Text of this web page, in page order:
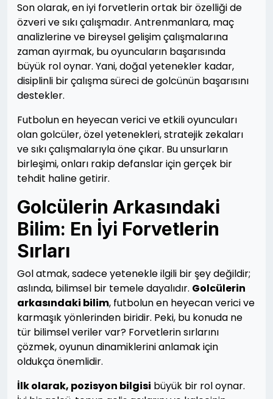
Son olarak, en iyi forvetlerin ortak bir özelliği de
özveri ve sıkı çalışmadır. Antrenmanlara, maç
analizlerine ve bireysel gelişim çalışmalarına
zaman ayırmak, bu oyuncuların başarısında
büyük rol oynar. Yani, doğal yetenekler kadar,
disiplinli bir çalışma süreci de golcünün başarısını
destekler.
Futbolun en heyecan verici ve etkili oyuncuları
olan golcüler, özel yetenekleri, stratejik zekaları
ve sıkı çalışmalarıyla öne çıkar. Bu unsurların
birleşimi, onları rakip defanslar için gerçek bir
tehdit haline getirir.
Golcülerin Arkasındaki
Bilim: En İyi Forvetlerin
Sırları
Gol atmak, sadece yetenekle ilgili bir şey değildir;
aslında, bilimsel bir temele dayalıdır. Golcülerin
arkasındaki bilim, futbolun en heyecan verici ve
karmaşık yönlerinden biridir. Peki, bu konuda ne
tür bilimsel veriler var? Forvetlerin sırlarını
çözmek, oyunun dinamiklerini anlamak için
oldukça önemlidir.
İlk olarak, pozisyon bilgisi büyük bir rol oynar.